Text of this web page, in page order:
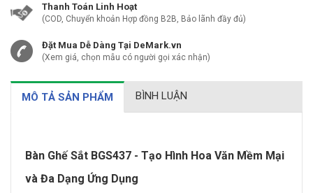
Thanh Toán Linh Hoạt
(COD, Chuyển khoản Hợp đồng B2B, Bảo lãnh đầy đủ)
Đặt Mua Dễ Dàng Tại DeMark.vn
(Xem giá, chọn mẫu có người gọi xác nhận)
MÔ TẢ SẢN PHẨM BÌNH LUẬN
Bàn Ghế Sắt BGS437 - Tạo Hình Hoa Văn Mềm Mại
và Đa Dạng Ứng Dụng